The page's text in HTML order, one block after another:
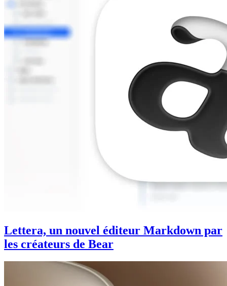
Lettera, un nouvel éditeur Markdown par
les créateurs de Bear